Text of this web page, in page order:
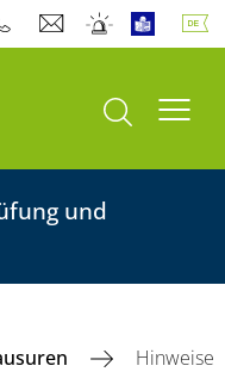
Suche öffnen
und
Hinweise